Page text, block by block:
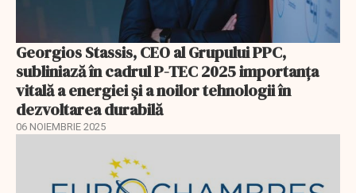
Georgios Stassis, CEO al Grupului PPC,
subliniază în cadrul P-TEC 2025 importanța
vitală a energiei și a noilor tehnologii în
dezvoltarea durabilă
06 NOIEMBRIE 2025